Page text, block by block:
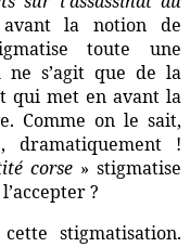
la notion de
toute une
s’agit que de la
qui met en avant la
Comme on le sait,
dramatiquement !
corse » stigmatise
?
cette stigmatisation.